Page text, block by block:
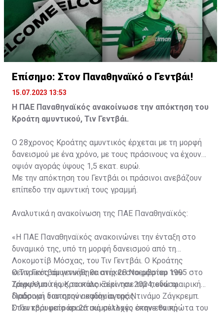
Επίσημο: Στον Παναθηναϊκό ο Γεντβάι!
15.07.2023 13:53
Η ΠΑΕ Παναθηναϊκός ανακοίνωσε την απόκτηση του
Κροάτη αμυντικού, Τιν Γεντβάι.
Ο 28χρονος Κροάτης αμυντικός έρχεται με τη μορφή
δανεισμού με ένα χρόνο, με τους πράσινους να έχουν
οψιόν αγοράς ύψους 1,5 εκατ. ευρώ.
Με την απόκτηση του Γεντβάι οι πράσινοι ανεβάζουν
επίπεδο την αμυντική τους γραμμή.
Αναλυτικά η ανακοίνωση της ΠΑΕ Παναθηναϊκός:
«Η ΠΑΕ Παναθηναϊκός ανακοινώνει την ένταξη στο
δυναμικό της, υπό τη μορφή δανεισμού από τη
Λοκομοτίβ Μόσχας, του Τιν Γεντβάι. Ο Κροάτης
κεντρικός αμυντικός θα ανήκει στο ρόστερ του
Τριφυλλιού έως το καλοκαίρι του 2024, ενώ οι
Πράσινοι διατηρούν οψιόν αγοράς.
Ο Τιν Γεντβάι γεννήθηκε στις 28 Νοεμβρίου 1995 στο
Ζάγκρεμπ της Κροατίας. Ξεκίνησε την ποδοσφαιρική
διαδρομή του στην ακαδημία της Ντινάμο Ζάγκρεμπ.
Στον κορυφαίο κροατικό σύλλογο έκανε τα πρώτα του
Ο Γεντβάι μετράει 26 συμμετοχές στην εθνική